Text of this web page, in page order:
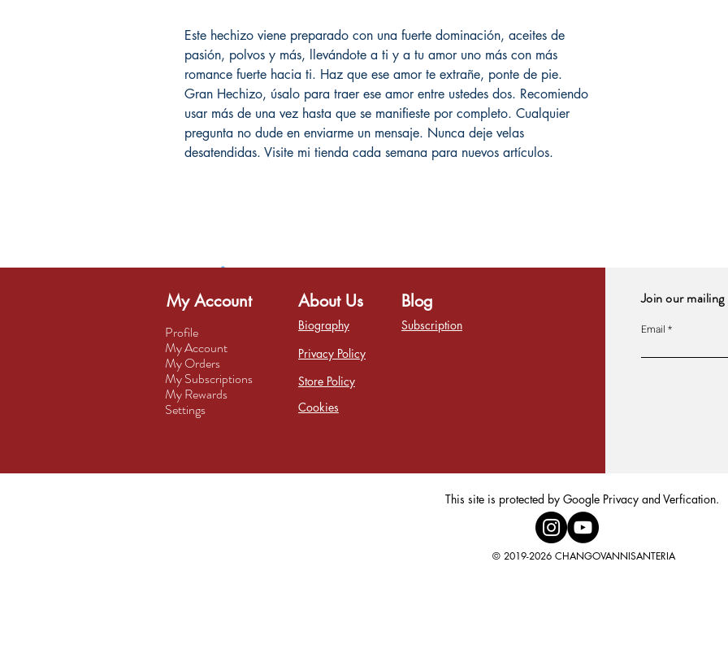
Este hechizo viene preparado con una fuerte dominación, aceites de
pasión, polvos y más, llevándote a ti y a tu amor uno más con más
romance fuerte hacia ti. Haz que ese amor te extrañe, ponte de pie.
Gran Hechizo, úsalo para traer ese amor entre ustedes dos. Recomiendo
usar más de una vez hasta que se manifieste por completo. Cualquier
pregunta no dude en enviarme un mensaje. Nunca deje velas
desatendidas. Visite mi tienda cada semana para nuevos artículos.
My Account
Profile
My Account
My Orders
My Subscriptions
My Rewards
Settings
About Us
Biography
Privacy Policy
Store Policy
Cookies
Blog
Subscription
Join our
Email
This site is protected by Google Privacy and Verfication.
© 2019-2026 CHANGOVANNISANTERIA